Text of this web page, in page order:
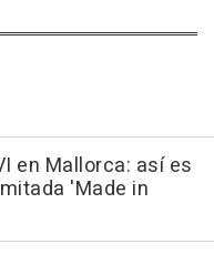
en Mallorca: así es
'Made in